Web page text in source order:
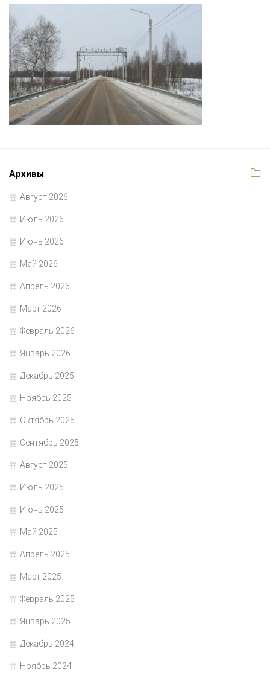
Архивы
Август 2026
Июль 2026
Июнь 2026
Май 2026
Апрель 2026
Март 2026
Февраль 2026
Январь 2026
Декабрь 2025
Ноябрь 2025
Октябрь 2025
Сентябрь 2025
Август 2025
Июль 2025
Июнь 2025
Май 2025
Апрель 2025
Март 2025
Февраль 2025
Январь 2025
Декабрь 2024
Ноябрь 2024